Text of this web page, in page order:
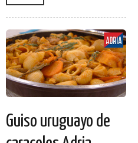
Guiso uruguayo de